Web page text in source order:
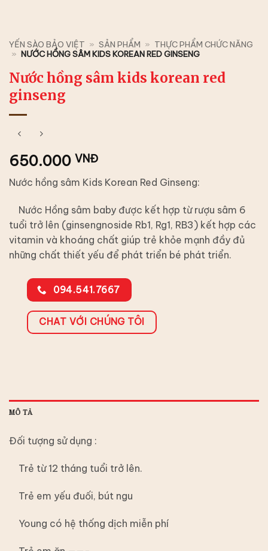
YẾN SÀO BẢO VIỆT » SẢN PHẨM » THỰC PHẨM CHỨC NĂNG
» NƯỚC HỒNG SÂM KIDS KOREAN RED GINSENG
Nước hồng sâm kids korean red
ginseng
650.000 VNĐ
Nước hồng sâm Kids Korean Red Ginseng:
Nước Hồng sâm baby được kết hợp từ rượu sâm 6
tuổi trở lên (ginsengnoside Rb1, Rg1, RB3) kết hợp các
vitamin và khoáng chất giúp trẻ khỏe mạnh đầy đủ
những chất thiết yếu để phát triển bé phát triển.
094.541.7667
CHAT VỚI CHÚNG TÔI
MÔ TẢ
Đối tượng sử dụng :
Trẻ từ 12 tháng tuổi trở lên.
Trẻ em yếu đuối, bút ngu
Young có hệ thống dịch miễn phí